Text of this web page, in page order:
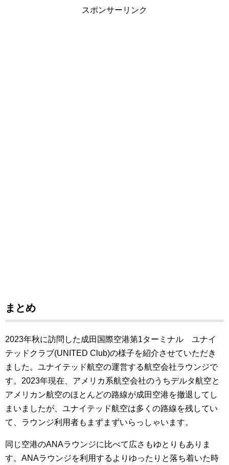
スポンサーリンク
まとめ
2023年秋に訪問した成田国際空港第1ターミナル ユナイ
テッドクラブ(UNITED Club)の様子を紹介させていただき
ました。ユナイテッド航空の運営する航空会社ラウンジで
す。2023年現在、アメリカ系航空会社のうちデルタ航空と
アメリカン航空のほとんどの路線が成田空港を撤退してし
まいましたが、ユナイテッド航空は多くの路線を残してい
て、ラウンジ利用者もまずまずいらっしゃいます。
同じ空港のANAラウンジに比べて広さもゆとりもありま
す。ANAラウンジを利用するよりゆったりと落ち着いた時